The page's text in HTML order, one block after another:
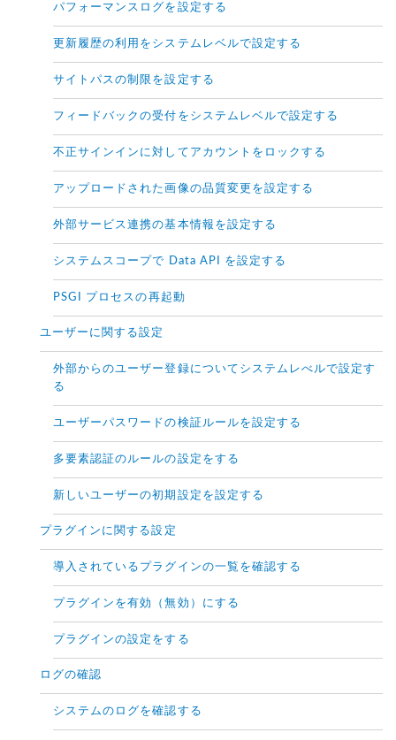
パフォーマンスログを設定する
更新履歴の利用をシステムレベルで設定する
サイトパスの制限を設定する
フィードバックの受付をシステムレベルで設定する
不正サインインに対してアカウントをロックする
アップロードされた画像の品質変更を設定する
外部サービス連携の基本情報を設定する
システムスコープで Data API を設定する
PSGI プロセスの再起動
ユーザーに関する設定
外部からのユーザー登録についてシステムレべルで設定す
る
ユーザーパスワードの検証ルールを設定する
多要素認証のルールの設定をする
新しいユーザーの初期設定を設定する
プラグインに関する設定
導入されているプラグインの一覧を確認する
プラグインを有効（無効）にする
プラグインの設定をする
ログの確認
システムのログを確認する